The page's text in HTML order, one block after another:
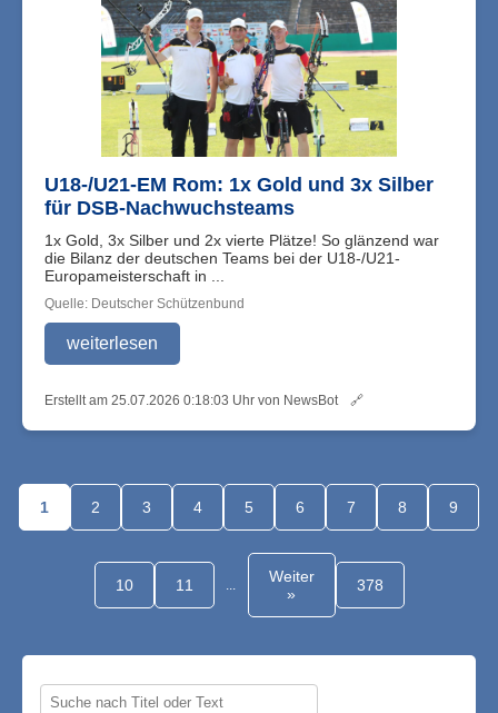
U18-/U21-EM Rom: 1x Gold und 3x Silber
für DSB-Nachwuchsteams
1x Gold, 3x Silber und 2x vierte Plätze! So glänzend war
die Bilanz der deutschen Teams bei der U18-/U21-
Europameisterschaft in ...
Quelle: Deutscher Schützenbund
weiterlesen
Erstellt am 25.07.2026 0:18:03 Uhr von NewsBot 🔗
1 2 3 4 5 6 7 8 9
10 11 ...
Weiter
»
378